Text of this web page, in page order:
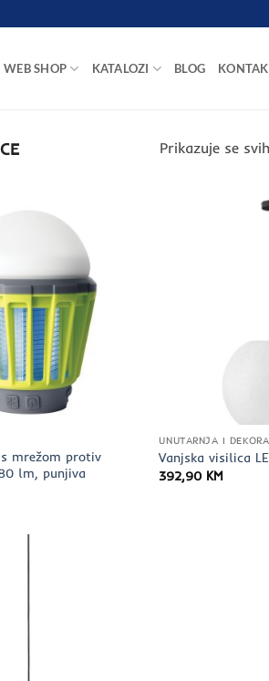
WEB SHOP KATALOZI BLOG
Prikazuje se
mrežom protiv
lm, punjiva
UNUTARNJA I
Vanjska visilica
392,90 KM